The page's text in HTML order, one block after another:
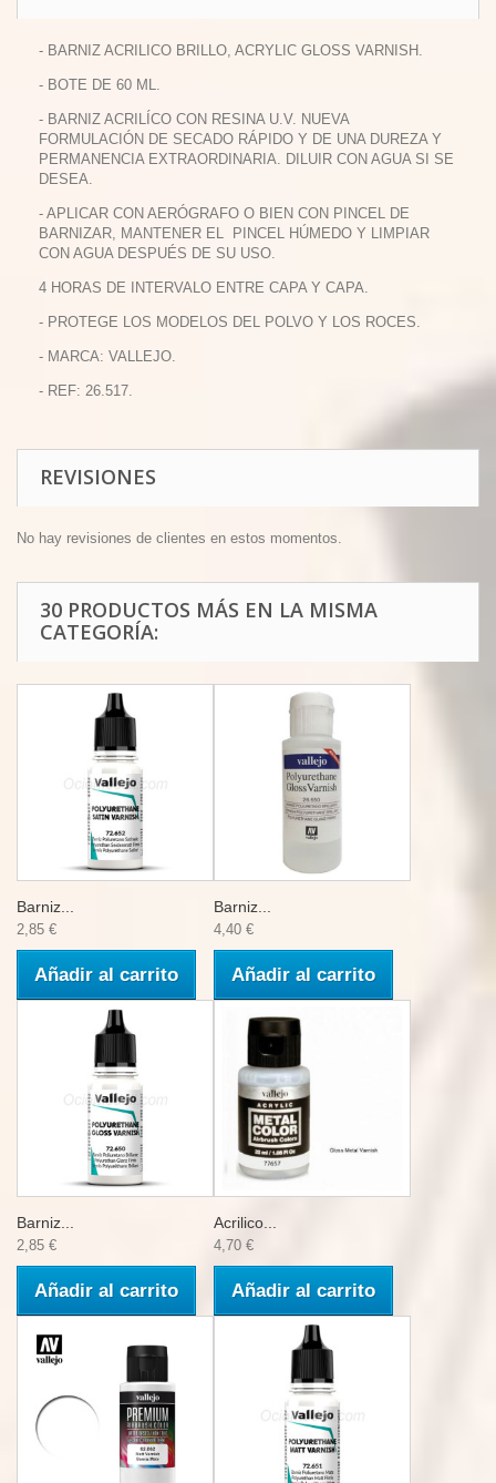
- BARNIZ ACRILICO BRILLO, ACRYLIC GLOSS VARNISH.
- BOTE DE 60 ML.
- BARNIZ ACRILÍCO CON RESINA U.V. NUEVA
FORMULACIÓN DE SECADO RÁPIDO Y DE UNA DUREZA Y
PERMANENCIA EXTRAORDINARIA. DILUIR CON AGUA SI SE
DESEA.
- APLICAR CON AERÓGRAFO O BIEN CON PINCEL DE
BARNIZAR, MANTENER EL PINCEL HÚMEDO Y LIMPIAR
CON AGUA DESPUÉS DE SU USO.
4 HORAS DE INTERVALO ENTRE CAPA Y CAPA.
- PROTEGE LOS MODELOS DEL POLVO Y LOS ROCES.
- MARCA: VALLEJO.
- REF: 26.517.
REVISIONES
No hay revisiones de clientes en estos momentos.
30 PRODUCTOS MÁS EN LA MISMA
CATEGORÍA:
Barniz...
2,85 €
Añadir al carrito
Barniz...
4,40 €
Añadir al carrito
Barniz...
2,85 €
Añadir al carrito
Acrilico...
4,70 €
Añadir al carrito